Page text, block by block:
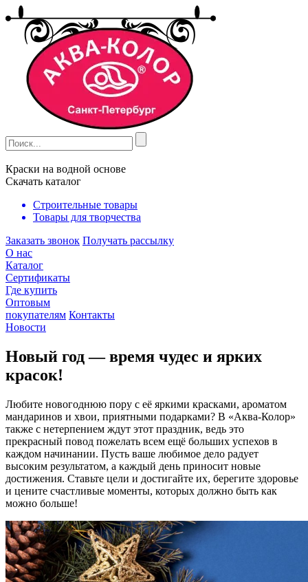
Краски на водной основе
Скачать каталог
Строительные товары
Товары для творчества
Заказать звонок Получать рассылку
О нас
Каталог
Сертификаты
Где купить
Оптовым
покупателям Контакты
Новости
Новый год — время чудес и ярких
красок!
Любите новогоднюю пору с её яркими красками, ароматом
мандаринов и хвои, приятными подарками? В «Аква-Колор»
также с нетерпением ждут этот праздник, ведь это
прекрасный повод пожелать всем ещё больших успехов в
каждом начинании. Пусть ваше любимое дело радует
высоким результатом, а каждый день приносит новые
достижения. Ставьте цели и достигайте их, берегите здоровье
и цените счастливые моменты, которых должно быть как
можно больше!